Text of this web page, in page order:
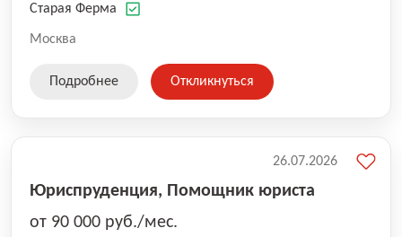
России (Wildberries, Ozon, Яндекс. Маркет и
на глобальной доставке товаров по всей территории
SKU, премиальные бренды кормов и собственные
Старая Ферма
Москва
Подробнее Откликнуться
Юриспруденция, Помощник юриста
от 90 000 руб./мес.
26.07.2026